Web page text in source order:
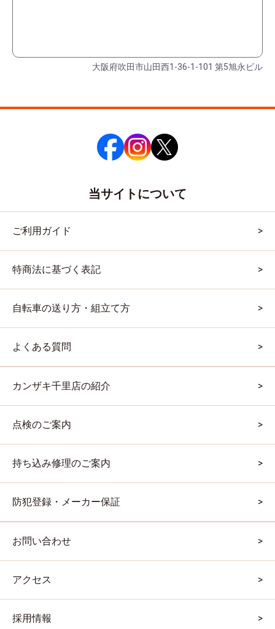
大阪府吹田市山田西1-36-1-101 第5旭永ビル
当サイトについて
ご利用ガイド
特商法に基づく表記
自転車の送り方・組立て方
よくある質問
カンザキ千里店の紹介
点検のご案内
持ち込み修理のご案内
防犯登録・メーカー保証
お問い合わせ
アクセス
採用情報